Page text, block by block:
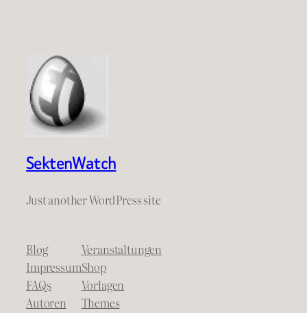
SektenWatch
Just another WordPress site
Blog
Impressum
FAQs
Autoren
Veranstaltungen
Shop
Vorlagen
Themes